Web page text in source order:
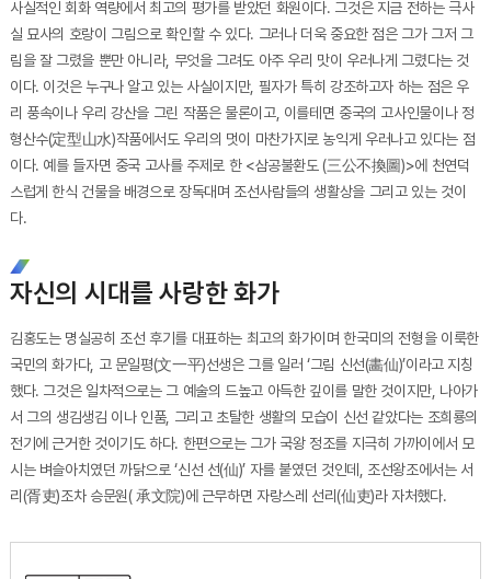
사실적인 회화 역량에서 최고의 평가를 받았던 화원이다. 그것은 지금 전하는 극사
실 묘사의 호랑이 그림으로 확인할 수 있다. 그러나 더욱 중요한 점은 그가 그저 그
림을 잘 그렸을 뿐만 아니라, 무엇을 그려도 아주 우리 맛이 우러나게 그렸다는 것
이다. 이것은 누구나 알고 있는 사실이지만, 필자가 특히 강조하고자 하는 점은 우
리 풍속이나 우리 강산을 그린 작품은 물론이고, 이를테면 중국의 고사인물이나 정
형산수(定型山水)작품에서도 우리의 멋이 마찬가지로 농익게 우러나고 있다는 점
이다. 예를 들자면 중국 고사를 주제로 한 <삼공불환도 (三公不換圖)>에 천연덕
스럽게 한식 건물을 배경으로 장독대며 조선사람들의 생활상을 그리고 있는 것이
다.
자신의 시대를 사랑한 화가
김홍도는 명실공히 조선 후기를 대표하는 최고의 화가이며 한국미의 전형을 이룩한
국민의 화가다, 고 문일평(文一平)선생은 그를 일러 ‘그림 신선(畵仙)’이라고 지칭
했다. 그것은 일차적으로는 그 예술의 드높고 아득한 깊이를 말한 것이지만, 나아가
서 그의 생김생김 이나 인품, 그리고 초탈한 생활의 모습이 신선 같았다는 조희룡의
전기에 근거한 것이기도 하다. 한편으로는 그가 국왕 정조를 지극히 가까이에서 모
시는 벼슬아치였던 까닭으로 ‘신선 선(仙)’ 자를 붙였던 것인데, 조선왕조에서는 서
리(胥吏)조차 승문원( 承文院)에 근무하면 자랑스레 선리(仙吏)라 자처했다.